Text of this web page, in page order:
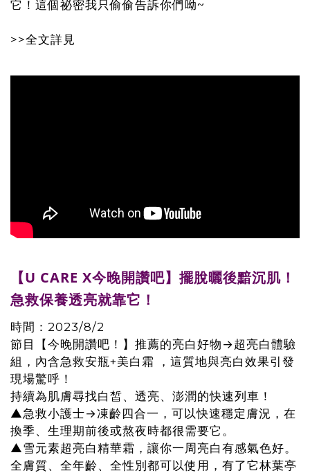
它！這個祕密我只偷偷告訴你們呦~
>>全文詳見
【U CARE X今晚開讚吧】擺脫曬後黯沉肌！
急救保養透亮就靠它！
時間：2023/8/2
節目【今晚開讚吧！】推薦的亮白好物→超亮白體驗
組，內含急救安瓶+美白霜 ，這質地與亮白效果引發
現場驚呼！
持續為肌膚尋找白皙、透亮、澎潤的快速列車！
▲急救小護士→凍齡四合一，可以快速穩定膚況，在
換季、生理期前後或熬夜時都很需要它。
▲雪元素超亮白精華霜，讓你一周亮白有感氣色好。
全膚質、全年齡、全性別都可以使用，有了它林葉亭